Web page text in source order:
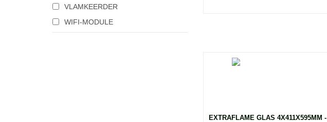
VLAMKEERDER
WIFI-MODULE
EXTRAFLAME GLAS 4X411X595MM -